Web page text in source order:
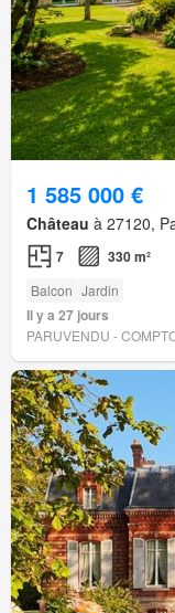
1 585 000 €
Château à 27120,
7 330 m²
Balcon Jardin
Il y a 27 jours
PARUVENDU -